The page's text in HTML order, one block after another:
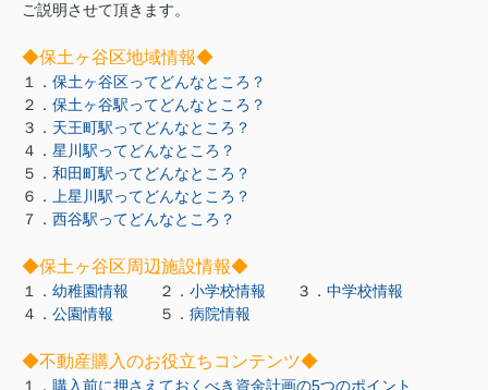
ご説明させて頂きます。
◆保土ヶ谷区地域情報◆
１． 保土ヶ谷区ってどんなところ？
２． 保土ヶ谷駅ってどんなところ？
３． 天王町駅ってどんなところ？
４． 星川駅ってどんなところ？
５． 和田町駅ってどんなところ？
６．
上星川駅ってどんなところ？
７． 西谷駅ってどんなところ？
◆保土ヶ谷区周辺施設情報◆
１． 幼稚園情報 ２． 小学校情報 ３． 中学校情報
４． 公園情報 ５． 病院情報
◆不動産購入のお役立ちコンテンツ◆
１． 購入前に押さえておくべき資金計画の5つのポイント